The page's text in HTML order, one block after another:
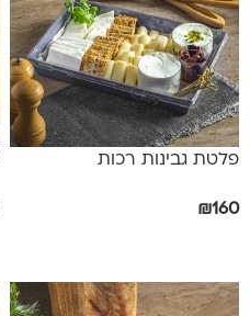
פלטת גבינות רכות
₪160